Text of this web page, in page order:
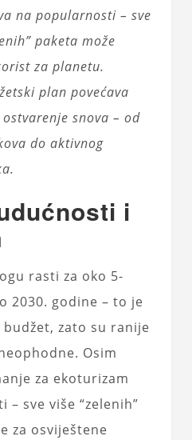
na popularnosti – sve
paketa može
za planetu.
plan povećava
snova – od
do aktivnog
i
rasti za oko 5-
2030. godine – to je
zato su ranije
Osim
za ekoturizam
sve više “zelenih”
za osviještene